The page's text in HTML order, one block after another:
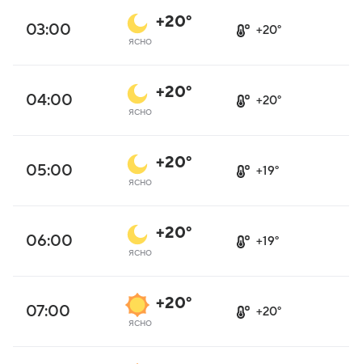
03:00 +20°
ясно
+20°
04:00 +20°
ясно
+20°
05:00 +20°
ясно
+19°
06:00 +20°
ясно
+19°
07:00 +20°
ясно
+20°